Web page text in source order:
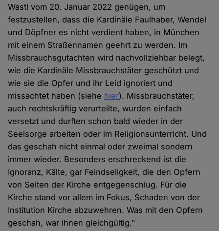
Wastl vom 20. Januar 2022 genügen, um
festzustellen, dass die Kardinäle Faulhaber, Wendel
und Döpfner es nicht verdient haben, in München
mit einem Straßennamen geehrt zu werden. Im
Missbrauchsgutachten wird nachvollziehbar belegt,
wie die Kardinäle Missbrauchstäter geschützt und
wie sie die Opfer und ihr Leid ignoriert und
missachtet haben (siehe hier). Missbrauchstäter,
auch rechtskräftig verurteilte, wurden einfach
versetzt und durften schon bald wieder in der
Seelsorge arbeiten oder im Religionsunterricht. Und
das geschah nicht einmal oder zweimal sondern
immer wieder. Besonders erschreckend ist die
Ignoranz, Kälte, gar Feindseligkeit, die den Opfern
von Seiten der Kirche entgegenschlug. Für die
Kirche stand vor allem im Fokus, Schaden von der
Institution Kirche abzuwehren. Was mit den Opfern
geschah, war ihnen gleichgültig."